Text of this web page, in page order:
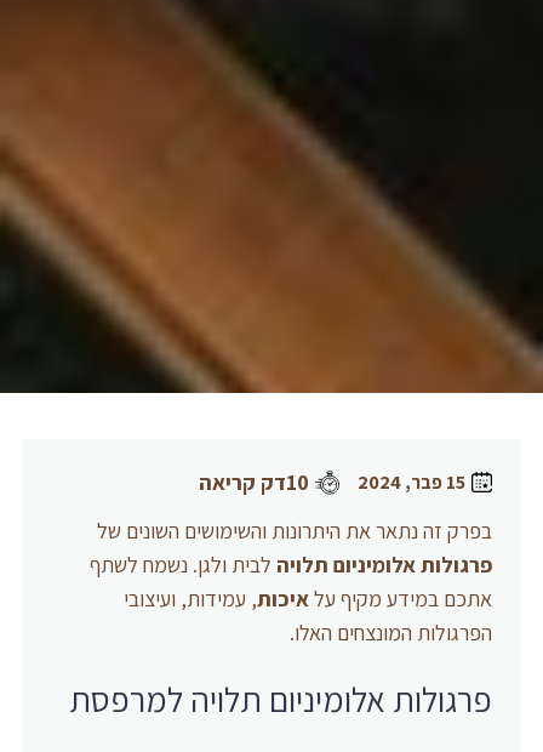
15 פבר, 2024
10דק קריאה
בפרק זה נתאר את היתרונות והשימושים השונים של
פרגולות אלומיניום תלויה לבית ולגן. נשמח לשתף
אתכם במידע מקיף עלאיכות, עמידות, ועיצובי
הפרגולות המונצחים האלו.
פרגולות אלומיניום תלויה למרפסת